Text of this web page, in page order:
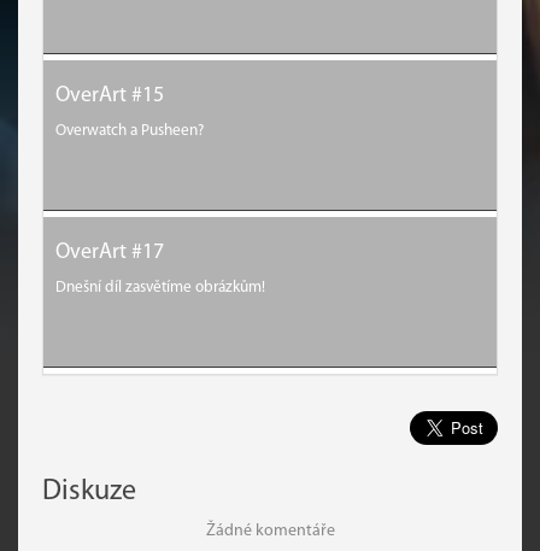
OverArt #15
Overwatch a Pusheen?
OverArt #17
Dnešní díl zasvětíme obrázkům!
Diskuze
Žádné komentáře